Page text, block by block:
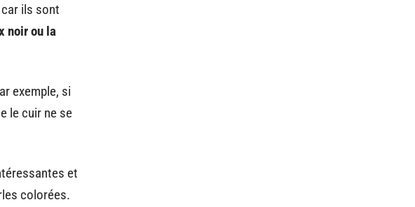
ils sont
noir ou la
exemple, si
le cuir ne se
et
colorées.